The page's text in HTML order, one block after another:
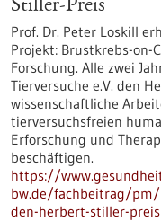
Stiller-Preis
Prof. Dr. Peter Loskill
Projekt: Brustkrebs-on-
Forschung. Alle zwei
Tierversuche e.V. den
wissenschaftliche
tierversuchsfreien
Erforschung und
beschäftigen.
https://
bw.de/fachbeitrag/pm/
den-herbert-stiller-preis